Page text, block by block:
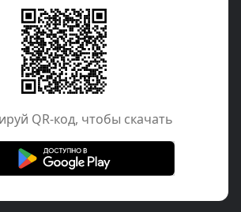
QR-код, чтобы скачать